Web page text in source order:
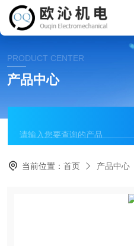
PRODUCT CENTER
产品中心
当前位置：首页 产品中心